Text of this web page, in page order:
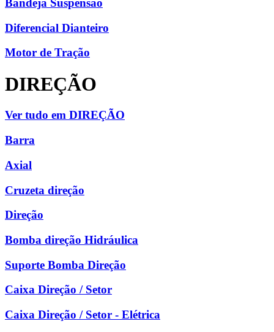
Bandeja Suspensão
Diferencial Dianteiro
Motor de Tração
DIREÇÃO
Ver tudo em DIREÇÃO
Barra
Axial
Cruzeta direção
Direção
Bomba direção Hidráulica
Suporte Bomba Direção
Caixa Direção / Setor
Caixa Direção / Setor - Elétrica